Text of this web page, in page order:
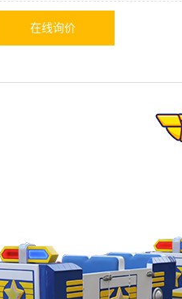
在线询价